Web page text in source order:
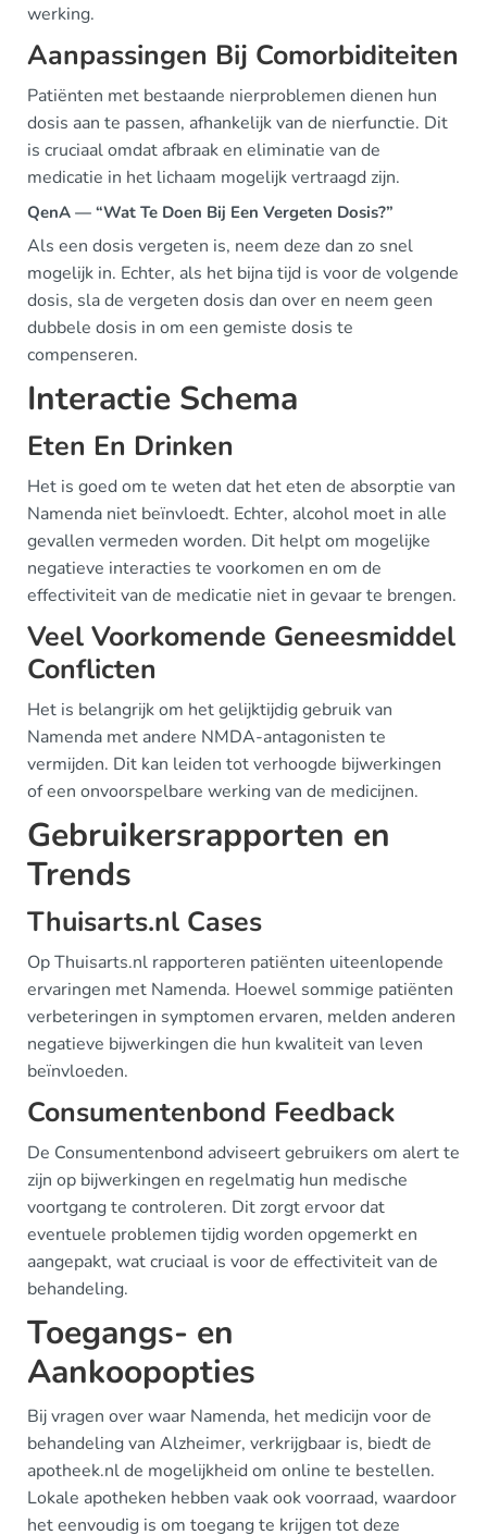
werking.
Aanpassingen Bij Comorbiditeiten
Patiënten met bestaande nierproblemen dienen hun
dosis aan te passen, afhankelijk van de nierfunctie. Dit
is cruciaal omdat afbraak en eliminatie van de
medicatie in het lichaam mogelijk vertraagd zijn.
QenA — “Wat Te Doen Bij Een Vergeten Dosis?”
Als een dosis vergeten is, neem deze dan zo snel
mogelijk in. Echter, als het bijna tijd is voor de volgende
dosis, sla de vergeten dosis dan over en neem geen
dubbele dosis in om een gemiste dosis te
compenseren.
Interactie Schema
Eten En Drinken
Het is goed om te weten dat het eten de absorptie van
Namenda niet beïnvloedt. Echter, alcohol moet in alle
gevallen vermeden worden. Dit helpt om mogelijke
negatieve interacties te voorkomen en om de
effectiviteit van de medicatie niet in gevaar te brengen.
Veel Voorkomende Geneesmiddel
Conflicten
Het is belangrijk om het gelijktijdig gebruik van
Namenda met andere NMDA-antagonisten te
vermijden. Dit kan leiden tot verhoogde bijwerkingen
of een onvoorspelbare werking van de medicijnen.
Gebruikersrapporten en
Trends
Thuisarts.nl Cases
Op Thuisarts.nl rapporteren patiënten uiteenlopende
ervaringen met Namenda. Hoewel sommige patiënten
verbeteringen in symptomen ervaren, melden anderen
negatieve bijwerkingen die hun kwaliteit van leven
beïnvloeden.
Consumentenbond Feedback
De Consumentenbond adviseert gebruikers om alert te
zijn op bijwerkingen en regelmatig hun medische
voortgang te controleren. Dit zorgt ervoor dat
eventuele problemen tijdig worden opgemerkt en
aangepakt, wat cruciaal is voor de effectiviteit van de
behandeling.
Toegangs- en
Aankoopopties
Bij vragen over waar Namenda, het medicijn voor de
behandeling van Alzheimer, verkrijgbaar is, biedt de
apotheek.nl de mogelijkheid om online te bestellen.
Lokale apotheken hebben vaak ook voorraad, waardoor
het eenvoudig is om toegang te krijgen tot deze